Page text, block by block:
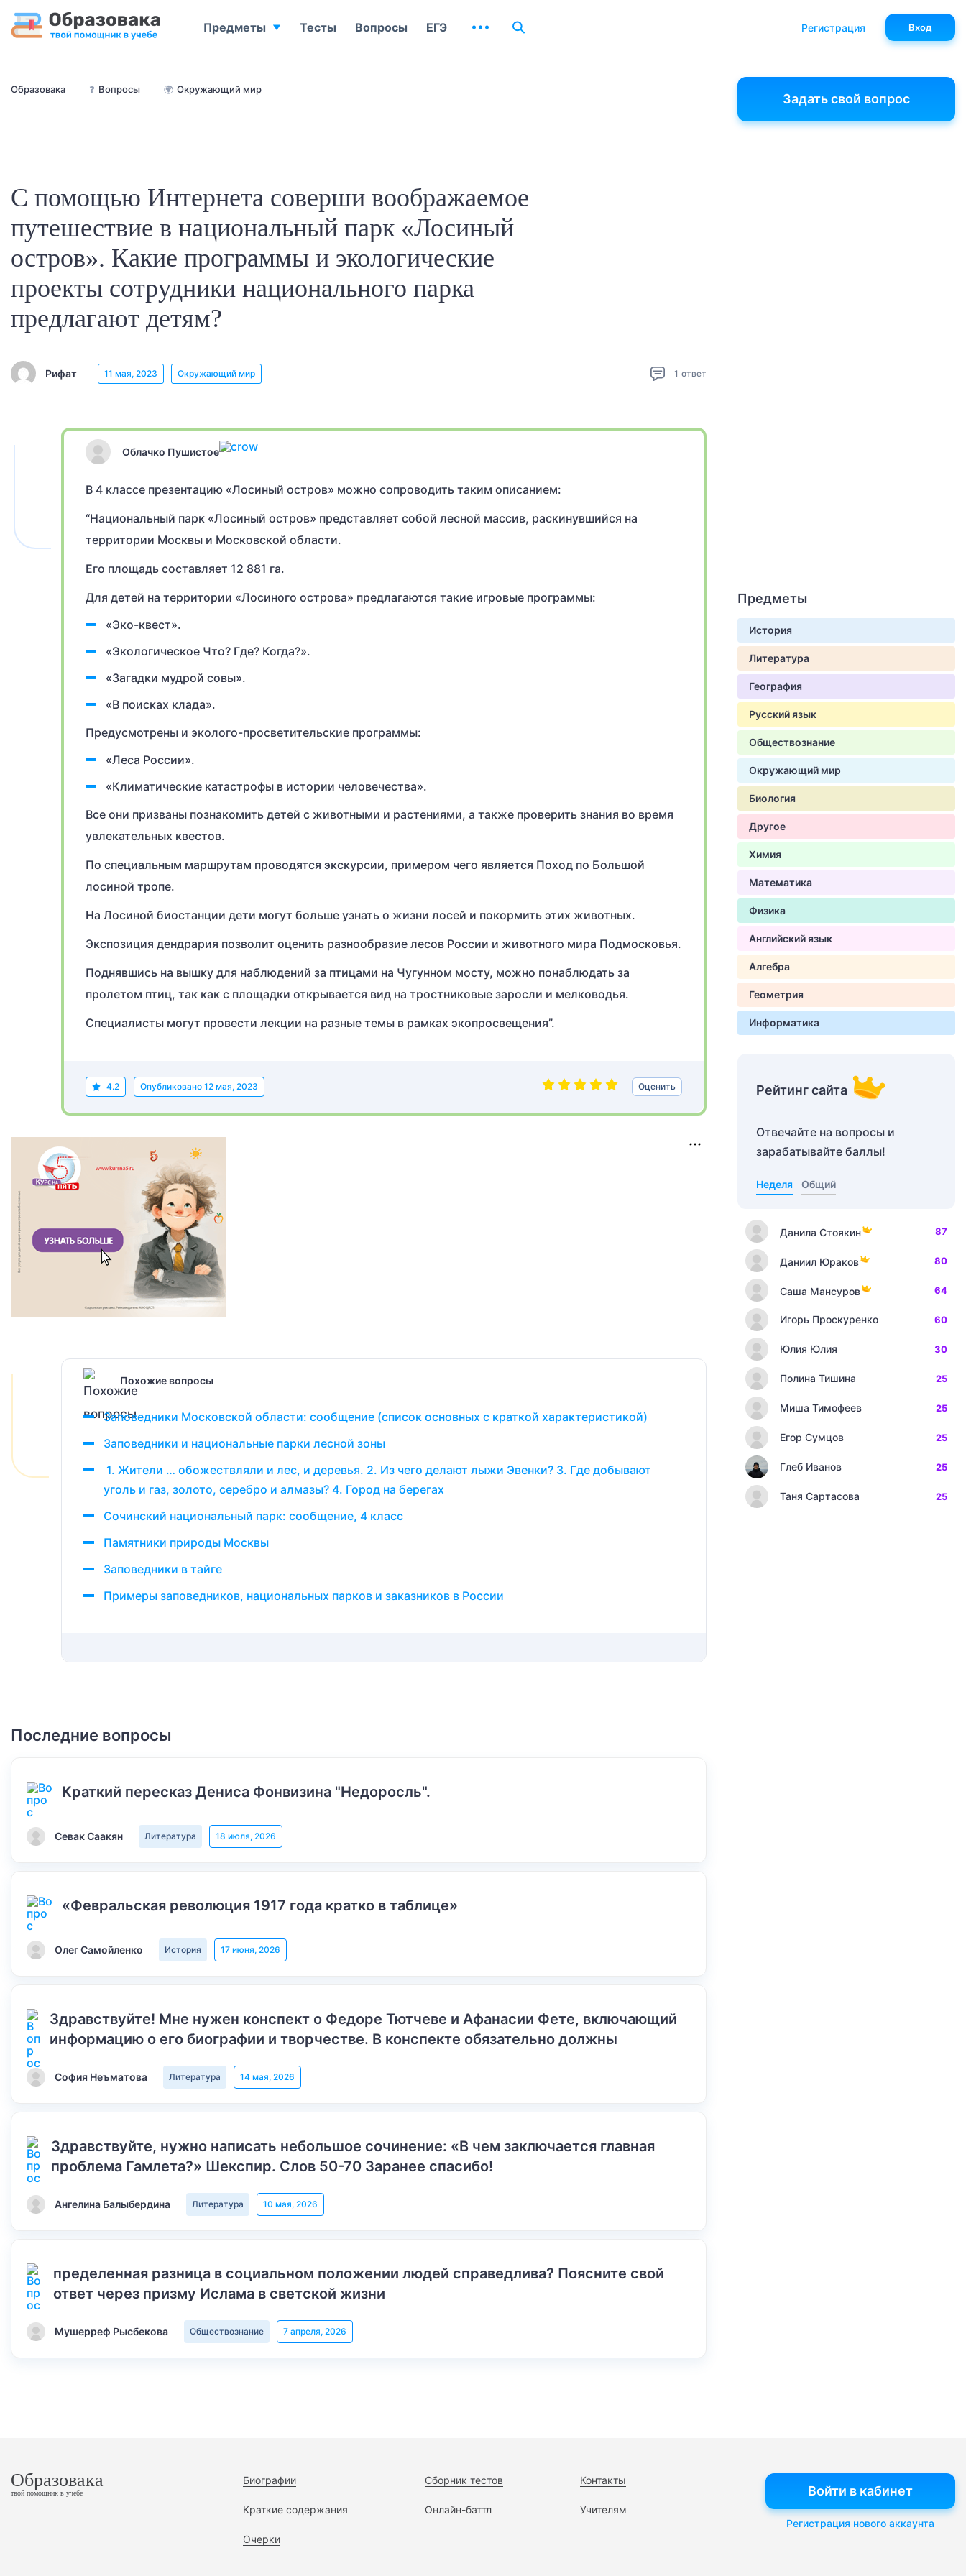
Образовака ❓ Вопросы 🌍 Окружающий мир
С помощью Интернета соверши воображаемое
путешествие в национальный парк «Лосиный
остров». Какие программы и экологические
проекты сотрудники национального парка
предлагают детям?
Рифат 11 мая, 2023 Окружающий мир 1 ответ
Облачко Пушистое
В 4 классе презентацию «Лосиный остров» можно сопроводить таким описанием:
“Национальный парк «Лосиный остров» представляет собой лесной массив, раскинувшийся на
территории Москвы и Московской области.
Его площадь составляет 12 881 га.
Для детей на территории «Лосиного острова» предлагаются такие игровые программы:
«Эко-квест».
«Экологическое Что? Где? Когда?».
«Загадки мудрой совы».
«В поисках клада».
Предусмотрены и эколого-просветительские программы:
«Леса России».
«Климатические катастрофы в истории человечества».
Все они призваны познакомить детей с животными и растениями, а также проверить знания во время
увлекательных квестов.
По специальным маршрутам проводятся экскурсии, примером чего является Поход по Большой
лосиной тропе.
На Лосиной биостанции дети могут больше узнать о жизни лосей и покормить этих животных.
Экспозиция дендрария позволит оценить разнообразие лесов России и животного мира Подмосковья.
Поднявшись на вышку для наблюдений за птицами на Чугунном мосту, можно понаблюдать за
пролетом птиц, так как с площадки открывается вид на тростниковые заросли и мелководья.
Специалисты могут провести лекции на разные темы в рамках экопросвещения”.
4.2 Опубликовано 12 мая, 2023 Оценить
Похожие вопросы
Заповедники Московской области: сообщение (список основных с краткой характеристикой)
Заповедники и национальные парки лесной зоны
1. Жители … обожествляли и лес, и деревья. 2. Из чего делают лыжи Эвенки? 3. Где добывают
уголь и газ, золото, серебро и алмазы? 4. Город на берегах
Сочинский национальный парк: сообщение, 4 класс
Памятники природы Москвы
Заповедники в тайге
Примеры заповедников, национальных парков и заказников в России
Последние вопросы
Краткий пересказ Дениса Фонвизина "Недоросль".
Севак Саакян Литература 18 июля, 2026
«Февральская революция 1917 года кратко в таблице»
Олег Самойленко История 17 июня, 2026
Здравствуйте! Мне нужен конспект о Федоре Тютчеве и Афанасии Фете, включающий
информацию о его биографии и творчестве. В конспекте обязательно должны
София Неъматова Литература 14 мая, 2026
Здравствуйте, нужно написать небольшое сочинение: «В чем заключается главная
проблема Гамлета?» Шекспир. Слов 50-70 Заранее спасибо!
Ангелина Балыбердина Литература 10 мая, 2026
пределенная разница в социальном положении людей справедлива? Поясните свой
ответ через призму Ислама в светской жизни
Мушерреф Рысбекова Обществознание 7 апреля, 2026
Задать свой вопрос
Предметы
История
Литература
География
Русский язык
Обществознание
Окружающий мир
Биология
Другое
Химия
Математика
Физика
Английский язык
Алгебра
Геометрия
Информатика
Рейтинг сайта
Отвечайте на вопросы и
зарабатывайте баллы!
Неделя Общий
Данила Стоякин 87
Даниил Юраков 80
Саша Мансуров 64
Игорь Проскуренко 60
Юлия Юлия 30
Полина Тишина 25
Миша Тимофеев 25
Егор Сумцов 25
Глеб Иванов 25
Таня Сартасова 25
Предметы Тесты Вопросы ЕГЭ Регистрация Вход
Образовака
твой помощник в учебе
Биографии
Краткие содержания
Очерки
Сборник тестов
Онлайн-баттл
Контакты
Учителям
Войти в кабинет
Регистрация нового аккаунта